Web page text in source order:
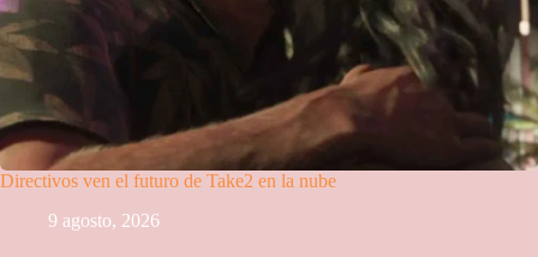
Directivos ven el futuro de Take2 en la nube
9 agosto, 2026